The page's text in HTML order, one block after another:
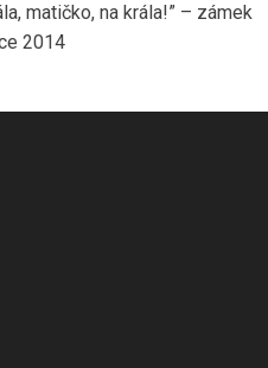
matičko, na krála!” – zámek
2014